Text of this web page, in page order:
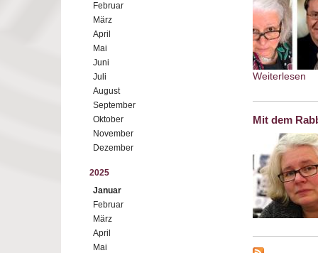
Februar
März
April
Mai
Juni
Juli
August
September
Oktober
November
Dezember
2025
Januar
Februar
März
April
Mai
Weiterlesen
Mit dem